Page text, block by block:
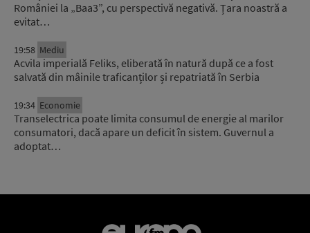
României la „Baa3”, cu perspectivă negativă. Țara noastră a
evitat…
19:58 Mediu
Acvila imperială Feliks, eliberată în natură după ce a fost
salvată din mâinile traficanților și repatriată în Serbia
19:34 Economie
Transelectrica poate limita consumul de energie al marilor
consumatori, dacă apare un deficit în sistem. Guvernul a
adoptat…